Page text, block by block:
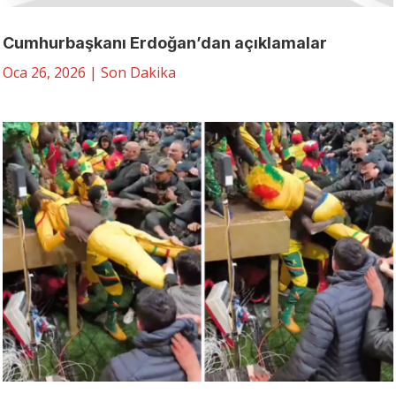
Cumhurbaşkanı Erdoğan’dan açıklamalar
Oca 26, 2026 | Son Dakika